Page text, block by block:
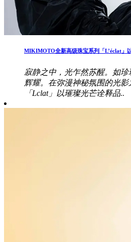
MIKIMOTO全新高级珠宝系列「L’éclat」
寂静之中，光乍然苏醒。如
辉耀。在弥漫神秘氛围的光
「Lclat」以璀璨光芒诠释品..